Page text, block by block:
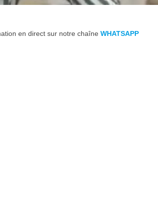
en direct sur notre chaîne WHATSAPP